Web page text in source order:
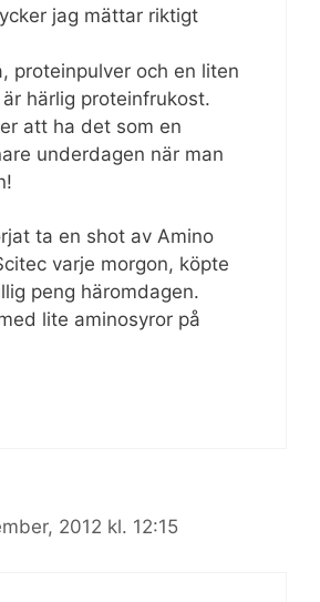
jag mättar riktigt
proteinpulver och en liten
härlig proteinfrukost.
att ha det som en
underdagen när man
ta en shot av Amino
varje morgon, köpte
peng häromdagen.
lite aminosyror på
2012 kl. 12:15